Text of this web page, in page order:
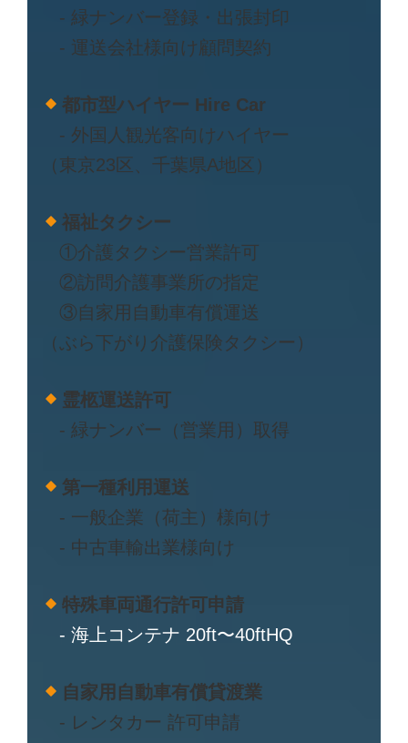
- 緑ナンバー登録・出張封印
- 運送会社様向け顧問契約
都市型ハイヤー Hire Car
- 外国人観光客向けハイヤー
（東京23区、千葉県A地区）
福祉タクシー
①介護タクシー営業許可
②訪問介護事業所の指定
③自家用自動車有償運送
（ぶら下がり介護保険タクシー）
霊柩運送許可
- 緑ナンバー（営業用）取得
第一種利用運送
- 一般企業（荷主）様向け
- 中古車輸出業様向け
特殊車両通行許可申請
- 海上コンテナ 20ft〜40ftHQ
自家用自動車有償貸渡業
- レンタカー 許可申請